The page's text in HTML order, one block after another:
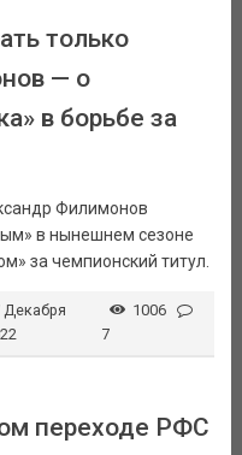
только
— о
в борьбе за
Филимонов
в нынешнем сезоне
за чемпионский титул.
Декабря
1006
7
переходе РФС